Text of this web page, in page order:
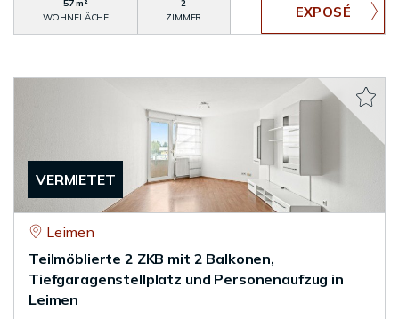
57 m²
WOHNFLÄCHE
2
ZIMMER
VERMIETET
Leimen
Teilmöblierte 2 ZKB mit 2 Balkonen,
Tiefgaragenstellplatz und Personenaufzug in
Leimen